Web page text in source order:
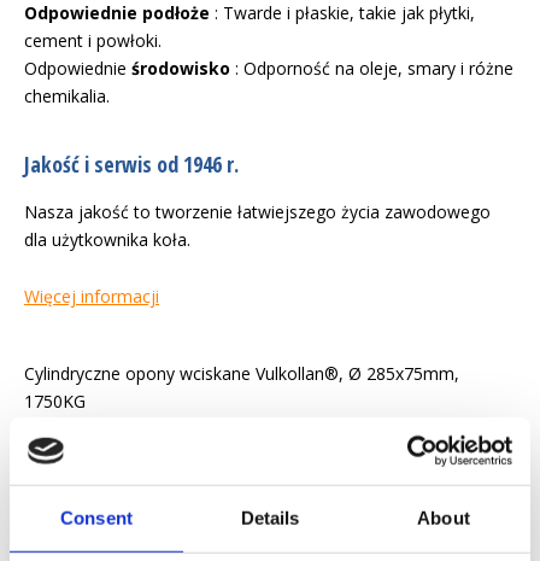
Consent Details About
Odpowiednie podłoże : Twarde i płaskie, takie jak płytki,
cement i powłoki.
Odpowiednie środowisko : Odporność na oleje, smary i różne
chemikalia.
Jakość i serwis od 1946 r.
Nasza jakość to tworzenie łatwiejszego życia zawodowego
dla użytkownika koła.
Więcej informacji
Cylindryczne opony wciskane Vulkollan®, Ø 285x75mm,
1750KG